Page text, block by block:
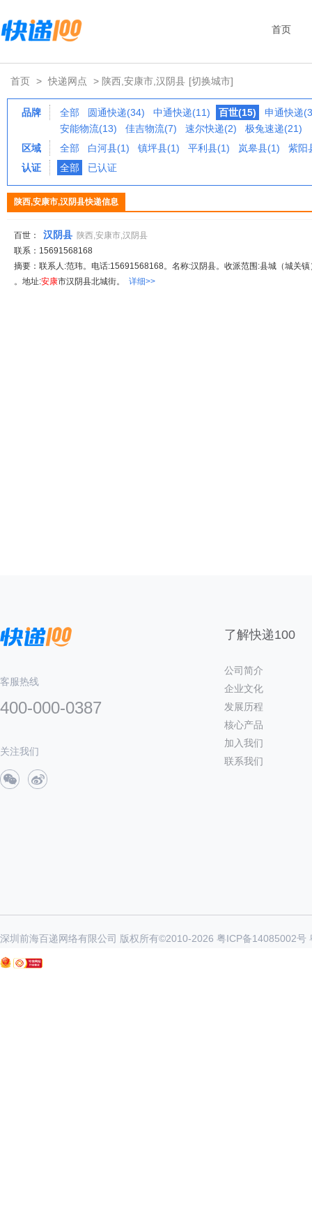
首页
首页 > 快递网点 > 陕西,安康市,汉阴县 [切换城市]
品牌 全部 圆通快递(34) 中通快递(11) 百世(15)
申通快递
安能物流(13)
佳吉物流(7) 速尔快递(2)
极兔速递(21)
区域
全部 白河县(1) 镇坪县(1) 平利县(1) 岚皋县(1)
紫阳
认证
全部 已认证
陕西,安康市,汉阴县快递信息
百世： 汉阴县 陕西,安康市,汉阴县
联系：15691568168
摘要：联系人:范玮。电话:15691568168。名称:汉阴县。收派范围:县城（城关
。地址:安康市汉阴县北城街。 详细>>
客服热线
400-000-0387
关注我们
了解快递100
公司简介
企业文化
发展历程
核心产品
加入我们
联系我们
深圳前海百递网络有限公司 版权所有©2010-2026 粤ICP备14085002号